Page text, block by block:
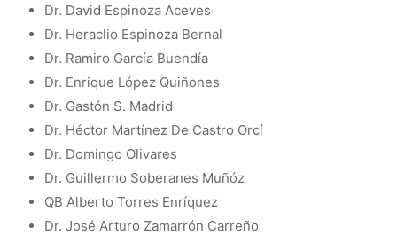
Dr. David Espinoza Aceves
Dr. Heraclio Espinoza Bernal
Dr. Ramiro García Buendía
Dr. Enrique López Quiñones
Dr. Gastón S. Madrid
Dr. Héctor Martínez De Castro Orcí
Dr. Domingo Olivares
Dr. Guillermo Soberanes Muñóz
QB Alberto Torres Enríquez
Dr. José Arturo Zamarrón Carreño